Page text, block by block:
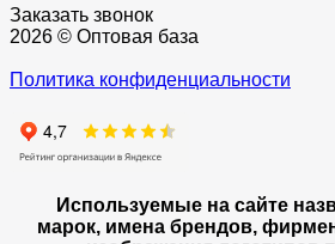
Заказать звонок
2026 © Оптовая база
Политика конфиденциальности
Используемые на сайте
марок, имена брендов,